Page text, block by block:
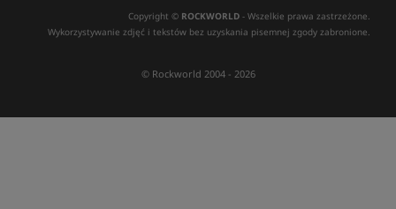
Copyright © ROCKWORLD - Wszelkie prawa zastrzeżone.
Wykorzystywanie zdjęć i tekstów bez uzyskania pisemnej zgody zabronione.
© Rockworld 2004 - 2026